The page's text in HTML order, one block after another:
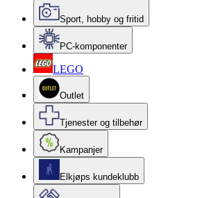
Sport, hobby og fritid
PC-komponenter
LEGO
Outlet
Tjenester og tilbehør
Kampanjer
Elkjøps kundeklubb